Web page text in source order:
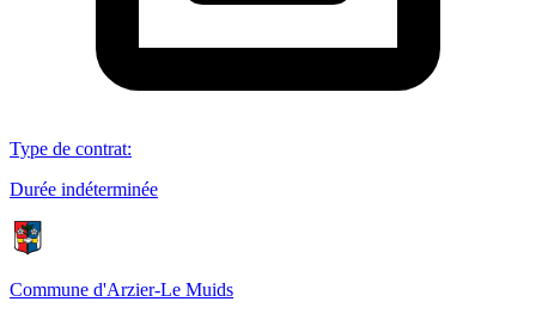
Type de contrat:
Durée indéterminée
Commune d'Arzier-Le Muids